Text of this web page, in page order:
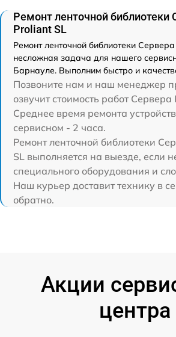
Ремонт ленточной библиотеки
Proliant SL
Ремонт ленточной библиотеки
несложная задача для нашего
Барнауле. Выполним быстро и
Позвоните нам и наш менеджер
озвучит стоимость работ Сервера
Среднее время ремонта
сервисном - 2 часа.
Ремонт ленточной библиотеки
SL выполняется на выезде, если
специального оборудования и
Наш курьер доставит технику в
обратно.
Акции
центра